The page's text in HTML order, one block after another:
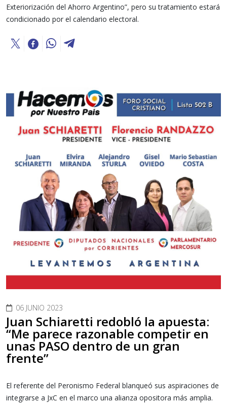
Exteriorización del Ahorro Argentino”, pero su tratamiento estará
condicionado por el calendario electoral.
06 JUNIO 2023
Juan Schiaretti redobló la apuesta:
“Me parece razonable competir en
unas PASO dentro de un gran
frente”
El referente del Peronismo Federal blanqueó sus aspiraciones de
integrarse a JxC en el marco una alianza opositora más amplia.